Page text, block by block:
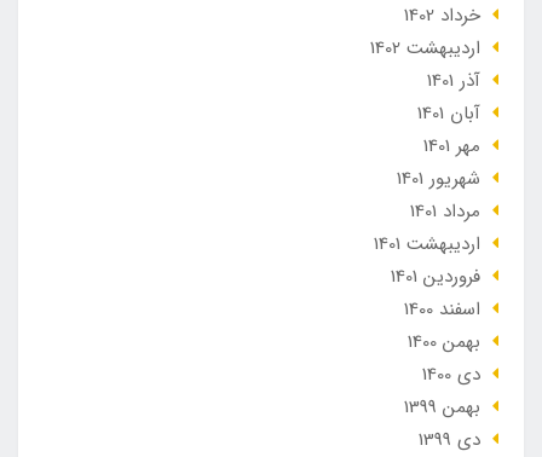
خرداد 1402
ارديبهشت 1402
آذر 1401
آبان 1401
مهر 1401
شهریور 1401
مرداد 1401
ارديبهشت 1401
فروردین 1401
اسفند 1400
بهمن 1400
دی 1400
بهمن 1399
دی 1399